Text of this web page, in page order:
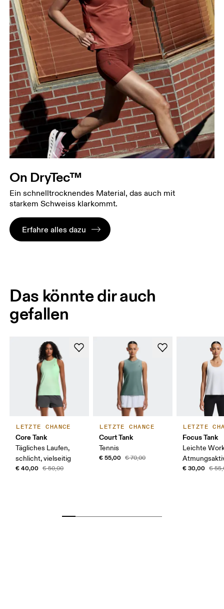
On DryTec™
Ein schnelltrocknendes Material, das auch mit
starkem Schweiss klarkommt.
Erfahre alles dazu
Das könnte dir auch
gefallen
LETZTE CHANCE
Core Tank
Tägliches Laufen,
schlicht, vielseitig
€ 40,00 € 50,00
LETZTE CHANCE
Court Tank
Tennis
€ 55,00 € 70,00
LETZTE
Focus Tank
Leichte
€ 30,00 €